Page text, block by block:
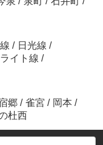
/ 日光線 /
イト線 /
郷 / 雀宮 / 岡本 /
杜西